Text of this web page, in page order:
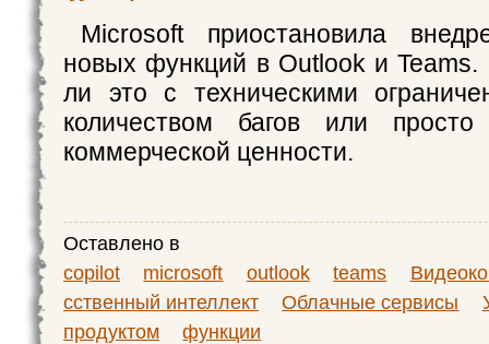
Microsoft приостановила
новых функций в Outlook и Teams.
ли это с техническими
количеством багов или
коммерческой ценности.
Оставлено в
copilot
microsoft outlook teams
сственный интеллект
Облачные сервисы
продуктом
функции